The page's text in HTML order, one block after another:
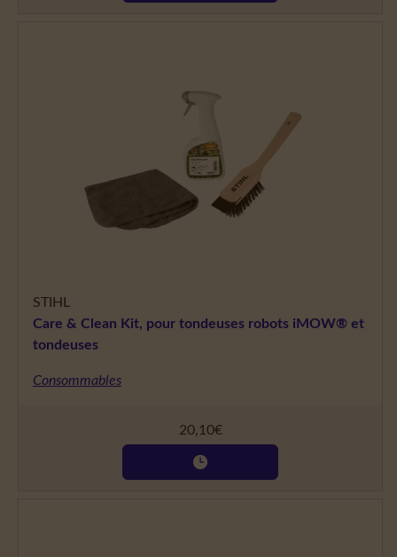
STIHL
Care & Clean Kit, pour tondeuses robots iMOW® et
tondeuses
Consommables
20,10€